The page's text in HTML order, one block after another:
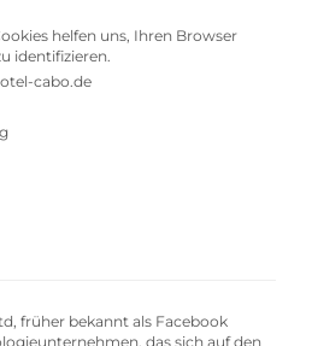
helfen uns, Ihren Browser
identifizieren.
cabo.de
früher bekannt als Facebook
das sich auf den